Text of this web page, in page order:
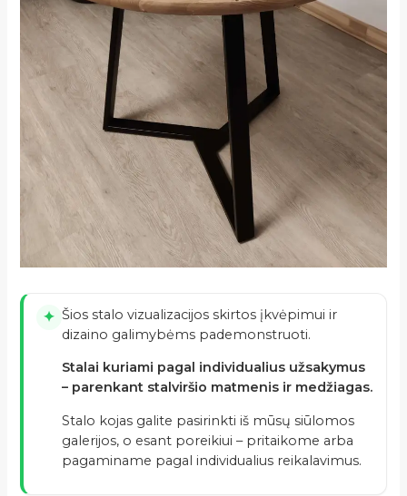
✦ Šios stalo vizualizacijos skirtos įkvėpimui ir
dizaino galimybėms pademonstruoti.
Stalai kuriami pagal individualius užsakymus
– parenkant stalviršio matmenis ir medžiagas.
Stalo kojas galite pasirinkti iš mūsų siūlomos
galerijos, o esant poreikiui – pritaikome arba
pagaminame pagal individualius reikalavimus.